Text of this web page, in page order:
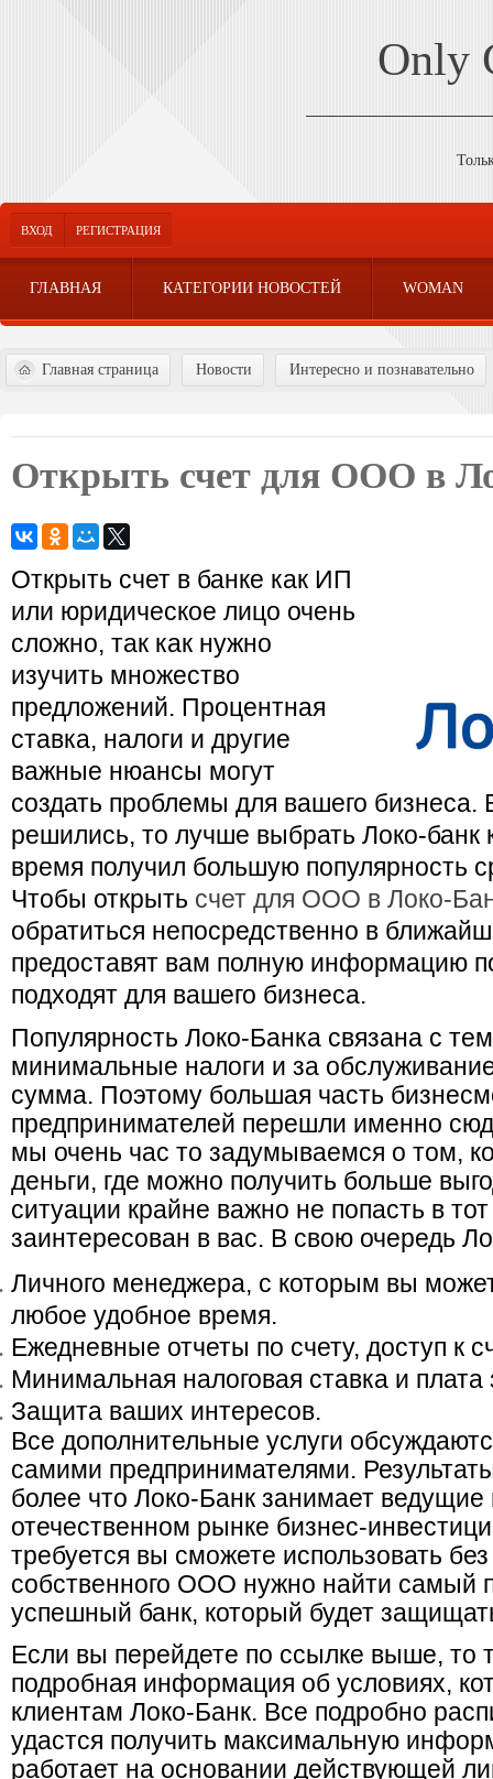
Only
ВХОД РЕГИСТРАЦИЯ
ГЛАВНАЯ КАТЕГОРИИ НОВОСТЕЙ WOMAN
Главная страница Новости Интересно и познавательно
Открыть счет для ООО в
Открыть счет в банке как ИП
или юридическое лицо очень
сложно, так как нужно
изучить множество
предложений. Процентная
ставка, налоги и другие
важные нюансы могут
создать проблемы для вашего бизнеса.
решились, то лучше выбрать Локо-банк
время получил большую популярность
Чтобы открыть счет для ООО в Локо-
обратиться непосредственно в
предоставят вам полную информацию
подходят для вашего бизнеса.
Популярность Локо-Банка связана с
минимальные налоги и за
сумма. Поэтому большая часть
предпринимателей перешли именно
мы очень час то задумываемся о том,
деньги, где можно получить больше
ситуации крайне важно не попасть в
заинтересован в вас. В свою очередь
Личного менеджера, с которым вы
любое удобное время.
Ежедневные отчеты по счету, доступ к
Минимальная налоговая ставка и
Защита ваших интересов.
Все дополнительные услуги
самими предпринимателями.
более что Локо-Банк занимает ведущие
отечественном рынке бизнес-
требуется вы сможете использовать
собственного ООО нужно найти самый
успешный банк, который будет
Если вы перейдете по ссылке выше, то
подробная информация об условиях,
клиентам Локо-Банк. Все подробно
удастся получить максимальную
работает на основании действующей